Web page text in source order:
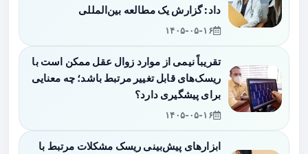
داد: گزارش یک مطالعه بین‌المللی
۱۴۰۵-۰۵-۱۶
تقریباً نیمی از موارد زوال عقل ممکن است با
ریسک‌های قابل تغییر مرتبط باشد؛ چه معنایی
برای پیشگیری دارد؟
۱۴۰۵-۰۵-۱۶
ابزارهای پیش‌بینی ریسک مشکلات مرتبط با